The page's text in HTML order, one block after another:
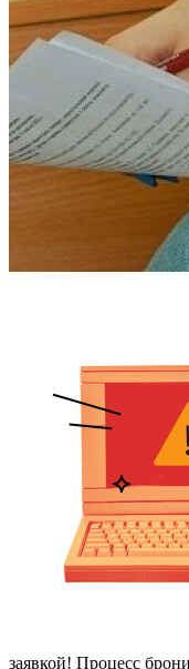
заявкой! Процесс